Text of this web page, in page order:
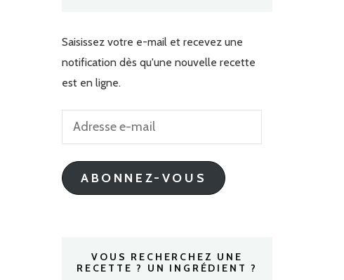
Saisissez votre e-mail et recevez une
notification dès qu'une nouvelle recette
est en ligne.
Adresse
mail
ABONNEZ-VOUS
VOUS RECHERCHEZ UNE
RECETTE ? UN INGRÉDIENT ?